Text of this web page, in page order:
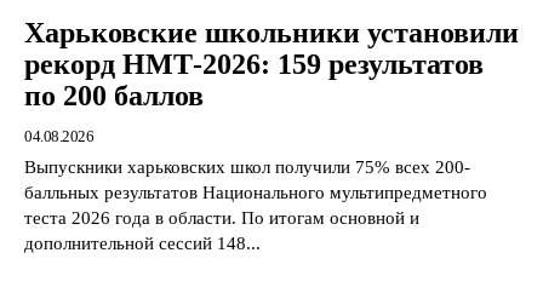
Харьковские школьники установили
рекорд НМТ-2026: 159 результатов
по 200 баллов
04.08.2026
Выпускники харьковских школ получили 75% всех 200-
балльных результатов Национального мультипредметного
теста 2026 года в области. По итогам основной и
дополнительной сессий 148...